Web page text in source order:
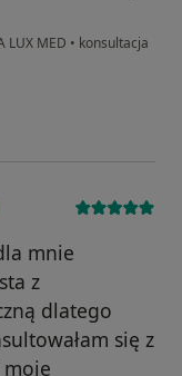
LUX MED • konsultacja
mnie
z
dlatego
się z